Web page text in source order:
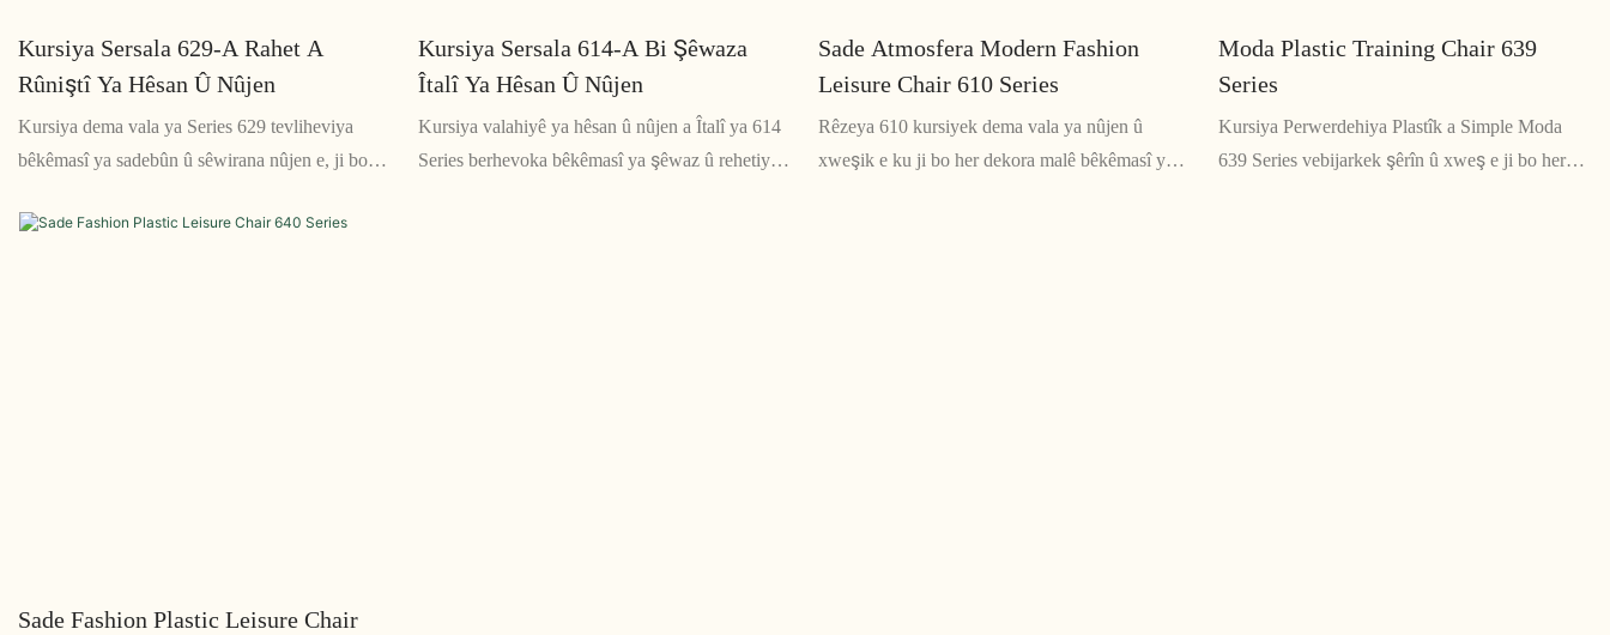
Kursiya Sersala 629-A Rahet A
Rûniştî Ya Hêsan Û Nûjen
Kursiya dema vala ya Series 629 tevliheviya
bêkêmasî ya sadebûn û sêwirana nûjen e, ji bo
profîlên xwe yên nizm û xetên xwerû, ev kursiya
Kursiya Sersala 614-A Bi Şêwaza
Îtalî Ya Hêsan Û Nûjen
Kursiya valahiyê ya hêsan û nûjen a Îtalî ya 614
Series berhevoka bêkêmasî ya şêwaz û rehetiyê
Sade Atmosfera Modern Fashion
Leisure Chair 610 Series
Rêzeya 610 kursiyek dema vala ya nûjen û
xweşik e ku ji bo her dekora malê bêkêmasî ye.
Moda Plastic Training Chair 639
Series
Kursiya Perwerdehiya Plastîk a Simple Moda
639 Series vebijarkek şêrîn û xweş e ji bo her
Sade Fashion Plastic Leisure Chair